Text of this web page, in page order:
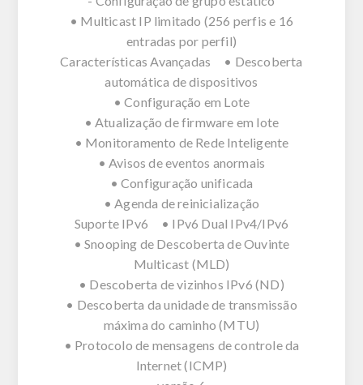
• Multicast IP limitado (256 perfis e 16
entradas por perfil)
Características Avançadas • Descoberta
automática de dispositivos
• Configuração em Lote
• Atualização de firmware em lote
• Monitoramento de Rede Inteligente
• Avisos de eventos anormais
• Configuração unificada
• Agenda de reinicialização
Suporte IPv6 • IPv6 Dual IPv4/IPv6
• Snooping de Descoberta de Ouvinte
Multicast (MLD)
• Descoberta de vizinhos IPv6 (ND)
• Descoberta da unidade de transmissão
máxima do caminho (MTU)
• Protocolo de mensagens de controle da
Internet (ICMP)